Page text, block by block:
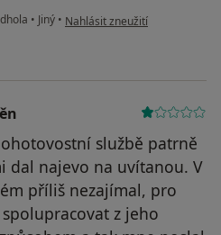
• Jiný • podle názoru uživatele AJ
Nahlásit zneužití
službě patrně
dal najevo na uvítanou. V
příliš nezajímal, pro
z jeho